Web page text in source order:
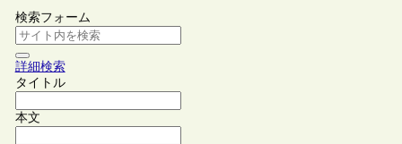
検索フォーム
詳細検索
タイトル
本文